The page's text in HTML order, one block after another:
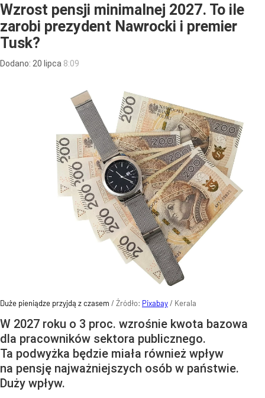
Wzrost pensji minimalnej 2027. To ile
zarobi prezydent Nawrocki i premier
Tusk?
Dodano: 20 lipca 8:09
Duże pieniądze przyjdą z czasem / Źródło: Pixabay/ Kerala
W 2027 roku o 3 proc. wzrośnie kwota bazowa
dla pracowników sektora publicznego.
Ta podwyżka będzie miała również wpływ
na pensję najważniejszych osób w państwie.
Duży wpływ.